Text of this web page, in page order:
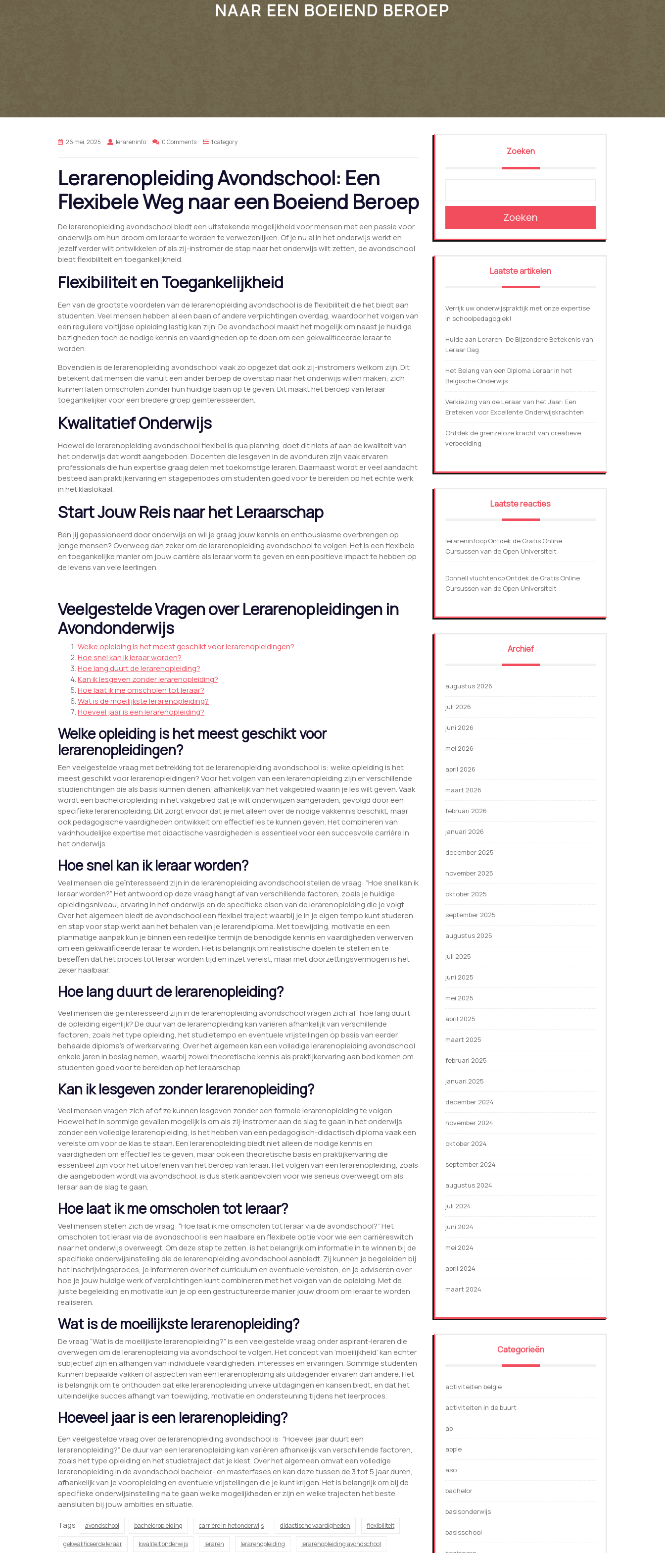
NAAR EEN BOEIEND BEROEP
26 mei, 2025 lerareninfo 0 Comments 1 category
Lerarenopleiding Avondschool: Een
Flexibele Weg naar een Boeiend Beroep
De lerarenopleiding avondschool biedt een uitstekende mogelijkheid voor mensen met een passie voor
onderwijs om hun droom om leraar te worden te verwezenlijken. Of je nu al in het onderwijs werkt en
jezelf verder wilt ontwikkelen of als zij-instromer de stap naar het onderwijs wilt zetten, de avondschool
biedt flexibiliteit en toegankelijkheid.
Flexibiliteit en Toegankelijkheid
Een van de grootste voordelen van de lerarenopleiding avondschool is de flexibiliteit die het biedt aan
studenten. Veel mensen hebben al een baan of andere verplichtingen overdag, waardoor het volgen van
een reguliere voltijdse opleiding lastig kan zijn. De avondschool maakt het mogelijk om naast je huidige
bezigheden toch de nodige kennis en vaardigheden op te doen om een gekwalificeerde leraar te
worden.
Bovendien is de lerarenopleiding avondschool vaak zo opgezet dat ook zij-instromers welkom zijn. Dit
betekent dat mensen die vanuit een ander beroep de overstap naar het onderwijs willen maken, zich
kunnen laten omscholen zonder hun huidige baan op te geven. Dit maakt het beroep van leraar
toegankelijker voor een bredere groep geïnteresseerden.
Kwalitatief Onderwijs
Hoewel de lerarenopleiding avondschool flexibel is qua planning, doet dit niets af aan de kwaliteit van
het onderwijs dat wordt aangeboden. Docenten die lesgeven in de avonduren zijn vaak ervaren
professionals die hun expertise graag delen met toekomstige leraren. Daarnaast wordt er veel aandacht
besteed aan praktijkervaring en stageperiodes om studenten goed voor te bereiden op het echte werk
in het klaslokaal.
Start Jouw Reis naar het Leraarschap
Ben jij gepassioneerd door onderwijs en wil je graag jouw kennis en enthousiasme overbrengen op
jonge mensen? Overweeg dan zeker om de lerarenopleiding avondschool te volgen. Het is een flexibele
en toegankelijke manier om jouw carrière als leraar vorm te geven en een positieve impact te hebben op
de levens van vele leerlingen.
Veelgestelde Vragen over Lerarenopleidingen in
Avondonderwijs
Welke opleiding is het meest geschikt voor lerarenopleidingen?
Hoe snel kan ik leraar worden?
Hoe lang duurt de lerarenopleiding?
Kan ik lesgeven zonder lerarenopleiding?
Hoe laat ik me omscholen tot leraar?
Wat is de moeilijkste lerarenopleiding?
Hoeveel jaar is een lerarenopleiding?
Welke opleiding is het meest geschikt voor
lerarenopleidingen?
Een veelgestelde vraag met betrekking tot de lerarenopleiding avondschool is: welke opleiding is het
meest geschikt voor lerarenopleidingen? Voor het volgen van een lerarenopleiding zijn er verschillende
studierichtingen die als basis kunnen dienen, afhankelijk van het vakgebied waarin je les wilt geven. Vaak
wordt een bacheloropleiding in het vakgebied dat je wilt onderwijzen aangeraden, gevolgd door een
specifieke lerarenopleiding. Dit zorgt ervoor dat je niet alleen over de nodige vakkennis beschikt, maar
ook pedagogische vaardigheden ontwikkelt om effectief les te kunnen geven. Het combineren van
vakinhoudelijke expertise met didactische vaardigheden is essentieel voor een succesvolle carrière in
het onderwijs.
Hoe snel kan ik leraar worden?
Veel mensen die geïnteresseerd zijn in de lerarenopleiding avondschool stellen de vraag: “Hoe snel kan ik
leraar worden?” Het antwoord op deze vraag hangt af van verschillende factoren, zoals je huidige
opleidingsniveau, ervaring in het onderwijs en de specifieke eisen van de lerarenopleiding die je volgt.
Over het algemeen biedt de avondschool een flexibel traject waarbij je in je eigen tempo kunt studeren
en stap voor stap werkt aan het behalen van je lerarendiploma. Met toewijding, motivatie en een
planmatige aanpak kun je binnen een redelijke termijn de benodigde kennis en vaardigheden verwerven
om een gekwalificeerde leraar te worden. Het is belangrijk om realistische doelen te stellen en te
beseffen dat het proces tot leraar worden tijd en inzet vereist, maar met doorzettingsvermogen is het
zeker haalbaar.
Hoe lang duurt de lerarenopleiding?
Veel mensen die geïnteresseerd zijn in de lerarenopleiding avondschool vragen zich af: hoe lang duurt
de opleiding eigenlijk? De duur van de lerarenopleiding kan variëren afhankelijk van verschillende
factoren, zoals het type opleiding, het studietempo en eventuele vrijstellingen op basis van eerder
behaalde diploma’s of werkervaring. Over het algemeen kan een volledige lerarenopleiding avondschool
enkele jaren in beslag nemen, waarbij zowel theoretische kennis als praktijkervaring aan bod komen om
studenten goed voor te bereiden op het leraarschap.
Kan ik lesgeven zonder lerarenopleiding?
Veel mensen vragen zich af of ze kunnen lesgeven zonder een formele lerarenopleiding te volgen.
Hoewel het in sommige gevallen mogelijk is om als zij-instromer aan de slag te gaan in het onderwijs
zonder een volledige lerarenopleiding, is het hebben van een pedagogisch-didactisch diploma vaak een
vereiste om voor de klas te staan. Een lerarenopleiding biedt niet alleen de nodige kennis en
vaardigheden om effectief les te geven, maar ook een theoretische basis en praktijkervaring die
essentieel zijn voor het uitoefenen van het beroep van leraar. Het volgen van een lerarenopleiding, zoals
die aangeboden wordt via avondschool, is dus sterk aanbevolen voor wie serieus overweegt om als
leraar aan de slag te gaan.
Hoe laat ik me omscholen tot leraar?
Veel mensen stellen zich de vraag: “Hoe laat ik me omscholen tot leraar via de avondschool?” Het
omscholen tot leraar via de avondschool is een haalbare en flexibele optie voor wie een carrièreswitch
naar het onderwijs overweegt. Om deze stap te zetten, is het belangrijk om informatie in te winnen bij de
specifieke onderwijsinstelling die de lerarenopleiding avondschool aanbiedt. Zij kunnen je begeleiden bij
het inschrijvingsproces, je informeren over het curriculum en eventuele vereisten, en je adviseren over
hoe je jouw huidige werk of verplichtingen kunt combineren met het volgen van de opleiding. Met de
juiste begeleiding en motivatie kun je op een gestructureerde manier jouw droom om leraar te worden
realiseren.
Wat is de moeilijkste lerarenopleiding?
De vraag “Wat is de moeilijkste lerarenopleiding?” is een veelgestelde vraag onder aspirant-leraren die
overwegen om de lerarenopleiding via avondschool te volgen. Het concept van ‘moeilijkheid’ kan echter
subjectief zijn en afhangen van individuele vaardigheden, interesses en ervaringen. Sommige studenten
kunnen bepaalde vakken of aspecten van een lerarenopleiding als uitdagender ervaren dan andere. Het
is belangrijk om te onthouden dat elke lerarenopleiding unieke uitdagingen en kansen biedt, en dat het
uiteindelijke succes afhangt van toewijding, motivatie en ondersteuning tijdens het leerproces.
Hoeveel jaar is een lerarenopleiding?
Een veelgestelde vraag over de lerarenopleiding avondschool is: “Hoeveel jaar duurt een
lerarenopleiding?” De duur van een lerarenopleiding kan variëren afhankelijk van verschillende factoren,
zoals het type opleiding en het studietraject dat je kiest. Over het algemeen omvat een volledige
lerarenopleiding in de avondschool bachelor- en masterfases en kan deze tussen de 3 tot 5 jaar duren,
afhankelijk van je vooropleiding en eventuele vrijstellingen die je kunt krijgen. Het is belangrijk om bij de
specifieke onderwijsinstelling na te gaan welke mogelijkheden er zijn en welke trajecten het beste
aansluiten bij jouw ambities en situatie.
Tags:
avondschool bacheloropleiding carrière in het onderwijs didactische vaardigheden flexibiliteit
gekwalificeerde leraar kwaliteit onderwijs leraren lerarenopleiding lerarenopleiding avondschool
Zoeken
Zoeken
Laatste artikelen
Verrijk uw onderwijspraktijk met onze expertise
in schoolpedagogiek!
Hulde aan Leraren: De Bijzondere Betekenis van
Leraar Dag
Het Belang van een Diploma Leraar in het
Belgische Onderwijs
Verkiezing van de Leraar van het Jaar: Een
Ereteken voor Excellente Onderwijskrachten
Ontdek de grenzeloze kracht van creatieve
verbeelding
Laatste reacties
lerareninfoopOntdek de Gratis Online
Cursussen van de Open Universiteit
Donnell vluchtenopOntdek de Gratis Online
Cursussen van de Open Universiteit
Archief
augustus 2026
juli 2026
juni 2026
mei 2026
april 2026
maart 2026
februari 2026
januari 2026
december 2025
november 2025
oktober 2025
september 2025
augustus 2025
juli 2025
juni 2025
mei 2025
april 2025
maart 2025
februari 2025
januari 2025
december 2024
november 2024
oktober 2024
september 2024
augustus 2024
juli 2024
juni 2024
mei 2024
april 2024
maart 2024
Categorieën
activiteiten belgie
activiteiten in de buurt
ap
apple
aso
bachelor
basisonderwijs
basisschool